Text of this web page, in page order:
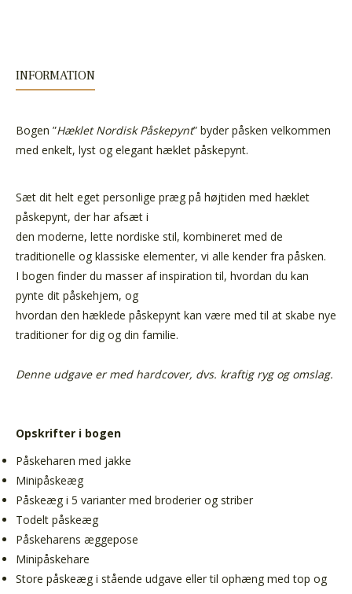
INFORMATION
Bogen ”Hæklet Nordisk Påskepynt” byder påsken velkommen
med enkelt, lyst og elegant hæklet påskepynt.
Sæt dit helt eget personlige præg på højtiden med hæklet
påskepynt, der har afsæt i
den moderne, lette nordiske stil, kombineret med de
traditionelle og klassiske elementer, vi alle kender fra påsken.
I bogen finder du masser af inspiration til, hvordan du kan
pynte dit påskehjem, og
hvordan den hæklede påskepynt kan være med til at skabe nye
traditioner for dig og din familie.
Denne udgave er med hardcover, dvs. kraftig ryg og omslag.
Opskrifter i bogen
Påskeharen med jakke
Minipåskeæg
Påskeæg i 5 varianter med broderier og striber
Todelt påskeæg
Påskeharens æggepose
Minipåskehare
Store påskeæg i stående udgave eller til ophæng med top og